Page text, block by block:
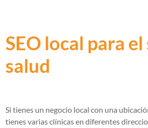
SEO local para
salud
Si tienes un negocio local con una
tienes varias clínicas en diferentes